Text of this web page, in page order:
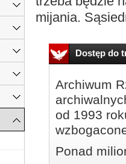
mijania.
Dostęp do
Archiwum
od 1993
Ponad